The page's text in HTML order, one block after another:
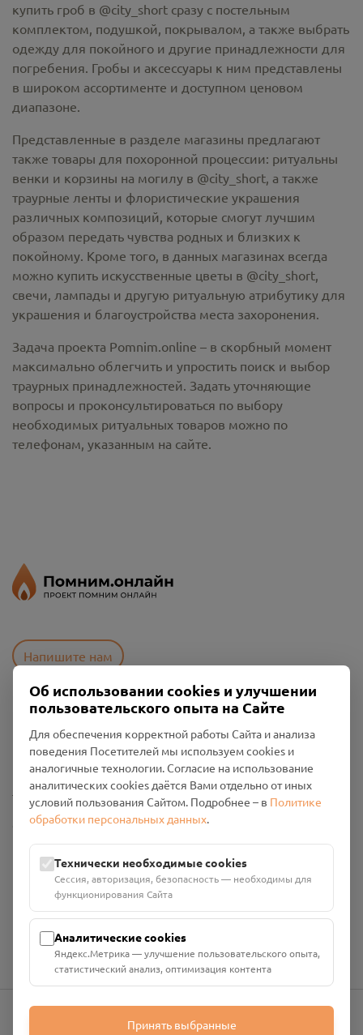
купить гроб в @city_short сразу с постельным
комплектом, подушкой, покрывалом, а также выбрать
одежду для покойного и другие принадлежности для
погребения. Гробы и аксессуары к ним представлены
в широком ассортименте и доступном ценовом
диапазоне.
Представленные в разделе магазины предлагают
также товары для похоронной процессии: ритуальны
венки и корзины на могилу в @city_short, а также
траурные ленты и флористические украшения
различных композиций, которые смогут лучшим
образом передать чувства родных и близких к
покойному. Кроме того, в данных магазинах всегда
можно купить искусственные цветы в @city_short,
свечи, лампады и другую ритуальную атрибутику для
украшения и благоустройства места захоронения.
Задача проекта Pomnim.online – в скорбный момент
максимально облегчить и упростить поиск и выбор
траурных принадлежностей. Задать уточняющие
вопросы и проконсультироваться по выбору
необходимых ритуальных товаров можно по
телефонам, указанным на сайте.
Напишите нам
Политика конфиденциальности
Промо-материалы
Настройки cookies
Общество с ограниченной ответственностью «Смоленский
Проект Помним»
ИНН: 6700029207 ОГРН: 1256700001986
Юридический адрес: 216790, Смоленская область, р-н
Руднянский, г. Рудня, улица Западная, д. 26А, пом. 18
Номер счёта: 40702810901130004287 в АО "АЛЬФА-БАНК"
Об использовании cookies и улучшении
пользовательского опыта на Сайте
Для обеспечения корректной работы Сайта и анализа
поведения Посетителей мы используем cookies и
аналогичные технологии. Согласие на использование
аналитических cookies даётся Вами отдельно от иных
условий пользования Сайтом. Подробнее – в Политике
обработки персональных данных.
Технически необходимые cookies
Сессия, авторизация, безопасность — необходимы для
функционирования Сайта
Аналитические cookies
Яндекс.Метрика — улучшение пользовательского опыта,
статистический анализ, оптимизация контента
Принять выбранные